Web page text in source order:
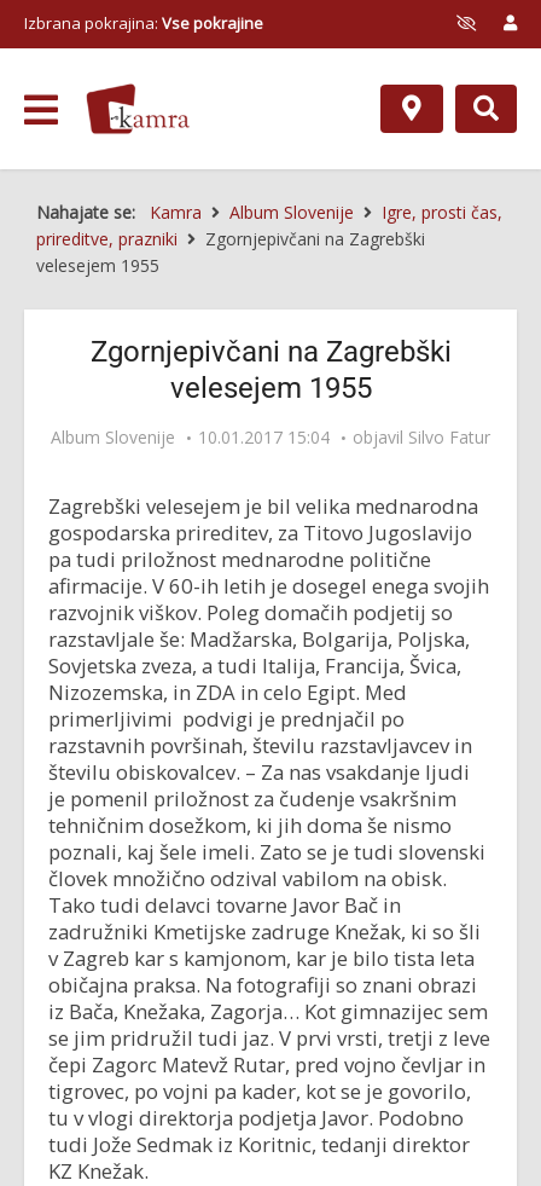
Izbrana pokrajina: Vse pokrajine
Nahajate se: Kamra Album Slovenije
Igre, prosti čas,
prireditve, prazniki
Zgornjepivčani na Zagrebški
velesejem 1955
Zgornjepivčani na Zagrebški
velesejem 1955
Album Slovenije 10.01.2017 15:04 objavil Silvo Fatur
Zagrebški velesejem je bil velika mednarodna
gospodarska prireditev, za Titovo Jugoslavijo
pa tudi priložnost mednarodne politične
afirmacije. V 60-ih letih je dosegel enega svojih
razvojnik viškov. Poleg domačih podjetij so
razstavljale še: Madžarska, Bolgarija, Poljska,
Sovjetska zveza, a tudi Italija, Francija, Švica,
Nizozemska, in ZDA in celo Egipt. Med
primerljivimi podvigi je prednjačil po
razstavnih površinah, številu razstavljavcev in
številu obiskovalcev. – Za nas vsakdanje ljudi
je pomenil priložnost za čudenje vsakršnim
tehničnim dosežkom, ki jih doma še nismo
poznali, kaj šele imeli. Zato se je tudi slovenski
človek množično odzival vabilom na obisk.
Tako tudi delavci tovarne Javor Bač in
zadružniki Kmetijske zadruge Knežak, ki so šli
v Zagreb kar s kamjonom, kar je bilo tista leta
običajna praksa. Na fotografiji so znani obrazi
iz Bača, Knežaka, Zagorja… Kot gimnazijec sem
se jim pridružil tudi jaz. V prvi vrsti, tretji z leve
čepi Zagorc Matevž Rutar, pred vojno čevljar in
tigrovec, po vojni pa kader, kot se je govorilo,
tu v vlogi direktorja podjetja Javor. Podobno
tudi Jože Sedmak iz Koritnic, tedanji direktor
KZ Knežak.